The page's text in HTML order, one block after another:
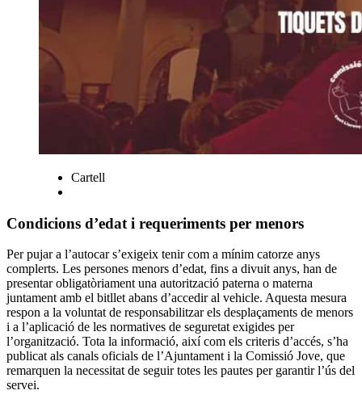
Cartell
Condicions d’edat i requeriments per menors
Per pujar a l’autocar s’exigeix tenir com a mínim catorze anys
complerts. Les persones menors d’edat, fins a divuit anys, han de
presentar obligatòriament una autorització paterna o materna
juntament amb el bitllet abans d’accedir al vehicle. Aquesta mesura
respon a la voluntat de responsabilitzar els desplaçaments de menors
i a l’aplicació de les normatives de seguretat exigides per
l’organització. Tota la informació, així com els criteris d’accés, s’ha
publicat als canals oficials de l’Ajuntament i la Comissió Jove, que
remarquen la necessitat de seguir totes les pautes per garantir l’ús del
servei.